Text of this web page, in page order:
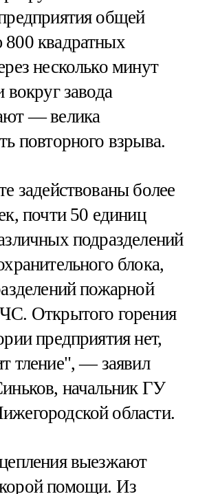
общей
квадратных
несколько минут
вокруг завода
— велика
повторного взрыва.
задействованы более
почти 50 единиц
подразделений
блока,
пожарной
Открытого горения
предприятия нет,
тление", — заявил
начальник ГУ
области.
выезжают
помощи. Из